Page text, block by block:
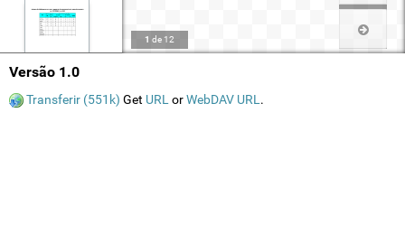
1 de 12
Versão 1.0
Transferir (551k) Get URL orWebDAV URL .